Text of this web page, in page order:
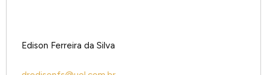
Edison Ferreira da Silva